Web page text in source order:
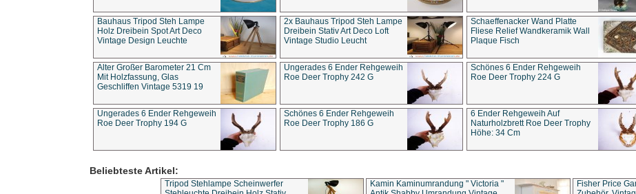
Bauhaus Tripod Steh Lampe
Holz Dreibein Spot Art Deco
Vintage Design Leuchte
2x Bauhaus Tripod Steh Lampe
Dreibein Stativ Art Deco Loft
Vintage Studio Leucht
Schaeffenacker Wand Platte
Fliese Relief Wandkeramik Wall
Plaque Fisch
Alter Großer Barometer 21 Cm
Mit Holzfassung, Glas
Geschliffen Vintage 5319 19
Ungerades 6 Ender Rehgeweih
Roe Deer Trophy 242 G
Schönes 6 Ender Rehgeweih
Roe Deer Trophy 224 G
Ungerades 6 Ender Rehgeweih
Roe Deer Trophy 194 G
Schönes 6 Ender Rehgeweih
Roe Deer Trophy 186 G
6 Ender Rehgeweih Auf
Naturholzbrett Roe Deer Trophy
Höhe: 34 Cm
Beliebteste Artikel:
Tripod Stehlampe Scheinwerfer
Kamin Kaminumrandung " Victoria "
Fisher Price